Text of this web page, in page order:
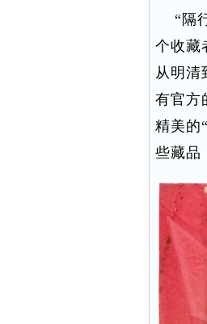
“隔行
个收藏
从明清
有官方
精美的
些藏品